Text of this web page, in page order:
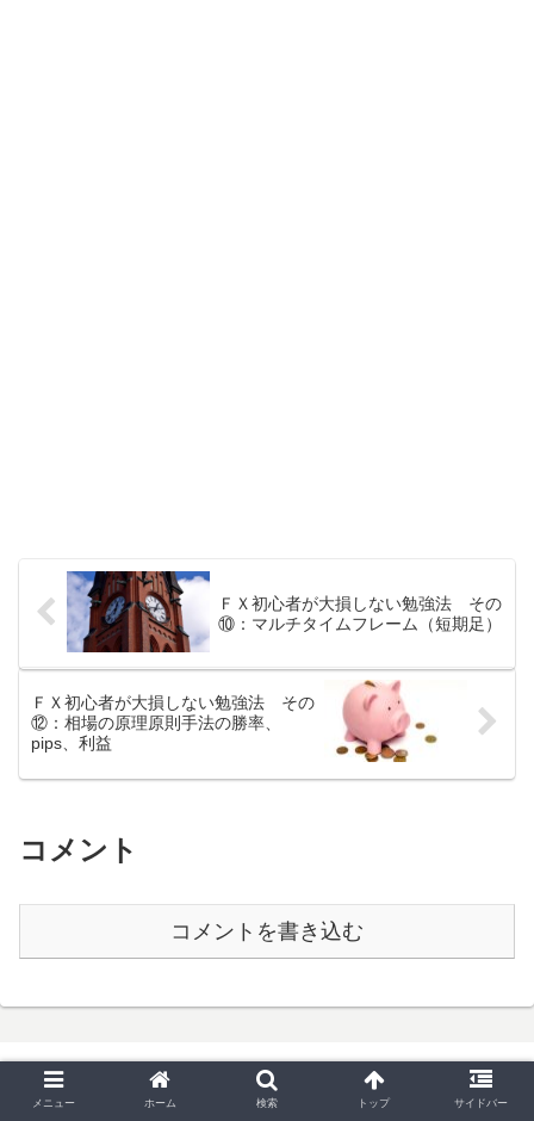
ＦＸ初心者が大損しない勉強法 その
⑩：マルチタイムフレーム（短期足）
ＦＸ初心者が大損しない勉強法 その
⑫：相場の原理原則手法の勝率、
pips、利益
コメント
コメントを書き込む
メニュー ホーム 検索 トップ サイドバー